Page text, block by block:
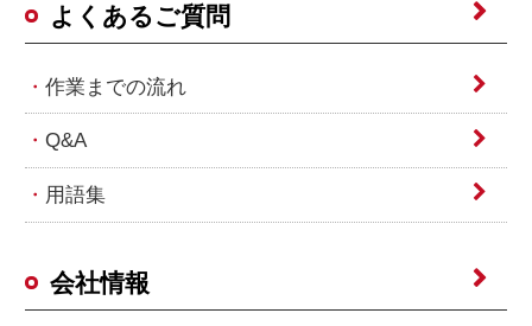
よくあるご質問
作業までの流れ
Q&A
用語集
会社情報